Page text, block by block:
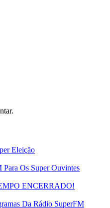
Eleição
Os Super Ouvintes
ENCERRADO!
Da Rádio SuperFM